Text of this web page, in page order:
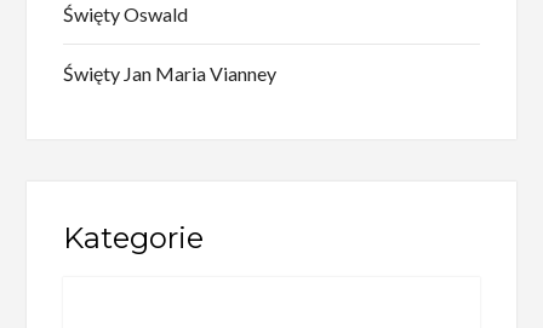
Święty Oswald
Święty Jan Maria Vianney
Kategorie